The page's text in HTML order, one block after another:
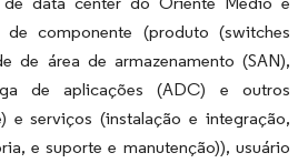
componente (produto (switches
de área de armazenamento (SAN),
de aplicações (ADC) e outros
e serviços (instalação e integração,
e suporte e manutenção)), usuário